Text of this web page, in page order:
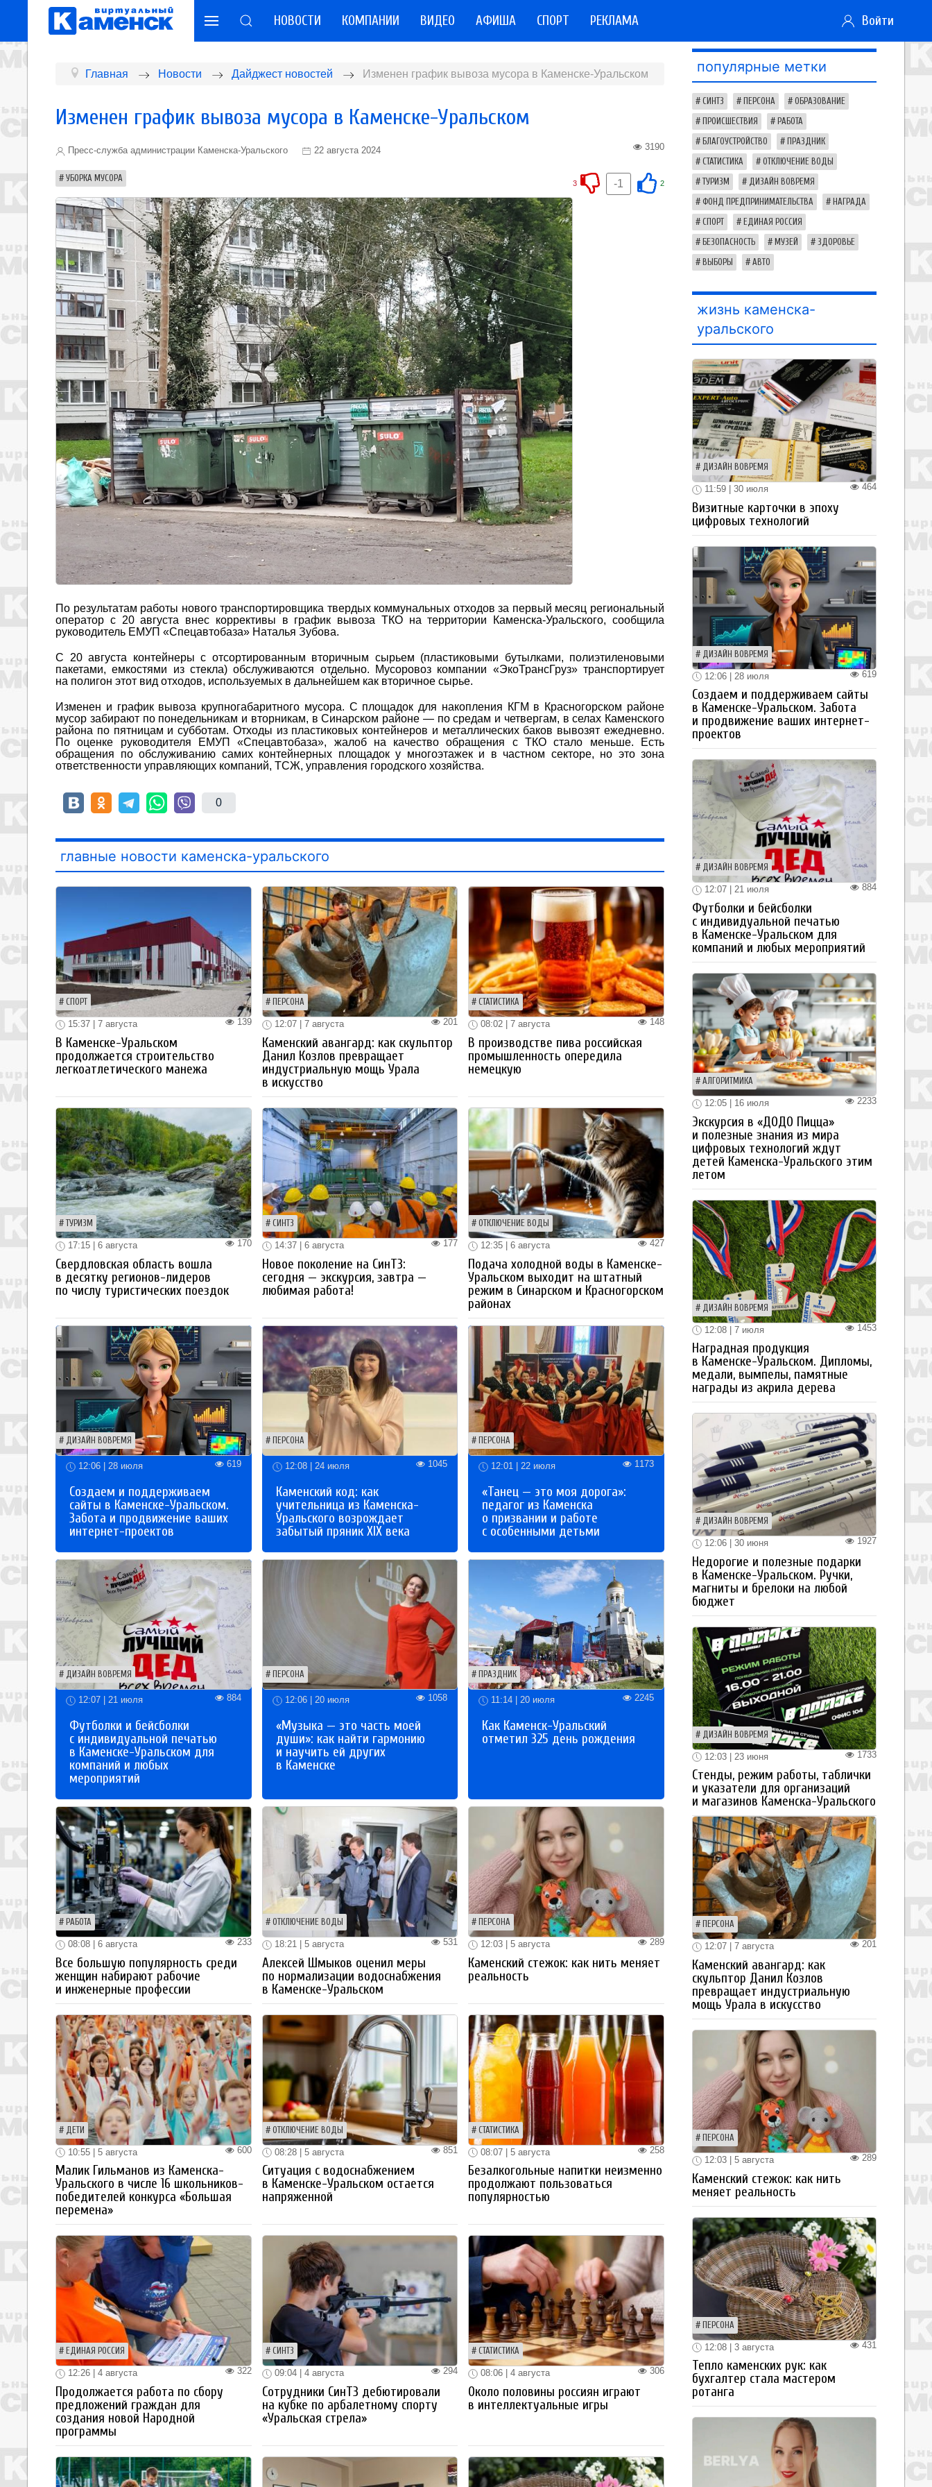
НОВОСТИ КОМПАНИИ ВИДЕО АФИША СПОРТ РЕКЛАМА Войти
Главная Новости Дайджест новостей Изменен график вывоза мусора в Каменске-Уральском
Изменен график вывоза мусора в Каменске-Уральском
Пресс-служба администрации Каменска-Уральского 22 августа 2024 3190
УБОРКА МУСОРА 2
-1
3
По результатам работы нового транспортировщика твердых коммунальных отходов за первый месяц региональный
оператор с 20 августа внес коррективы в график вывоза ТКО на территории Каменска-Уральского, сообщила
руководитель ЕМУП «Спецавтобаза» Наталья Зубова.
С 20 августа контейнеры с отсортированным вторичным сырьем (пластиковыми бутылками, полиэтиленовыми
пакетами, емкостями из стекла) обслуживаются отдельно. Мусоровоз компании «ЭкоТрансГруз» транспортирует
на полигон этот вид отходов, используемых в дальнейшем как вторичное сырье.
Изменен и график вывоза крупногабаритного мусора. С площадок для накопления КГМ в Красногорском районе
мусор забирают по понедельникам и вторникам, в Синарском районе — по средам и четвергам, в селах Каменского
района по пятницам и субботам. Отходы из пластиковых контейнеров и металлических баков вывозят ежедневно.
По оценке руководителя ЕМУП «Спецавтобаза», жалоб на качество обращения с ТКО стало меньше. Есть
обращения по обслуживанию самих контейнерных площадок у многоэтажек и в частном секторе, но это зона
ответственности управляющих компаний, ТСЖ, управления городского хозяйства.
0
главные новости каменска-уральского
СПОРТ
139
15:37 | 7 августа
В Каменске-Уральском
продолжается строительство
легкоатлетического манежа
ПЕРСОНА
201
12:07 | 7 августа
Каменский авангард: как скульптор
Данил Козлов превращает
индустриальную мощь Урала
в искусство
СТАТИСТИКА
148
08:02 | 7 августа
В производстве пива российская
промышленность опередила
немецкую
ТУРИЗМ
170
17:15 | 6 августа
Свердловская область вошла
в десятку регионов-лидеров
по числу туристических поездок
СИНТЗ
177
14:37 | 6 августа
Новое поколение на СинТЗ:
сегодня — экскурсия, завтра —
любимая работа!
ОТКЛЮЧЕНИЕ ВОДЫ
427
12:35 | 6 августа
Подача холодной воды в Каменске-
Уральском выходит на штатный
режим в Синарском и Красногорском
районах
ДИЗАЙН ВОВРЕМЯ
12:06 | 28 июля 619
Создаем и поддерживаем
сайты в Каменске-Уральском.
Забота и продвижение ваших
интернет-проектов
ПЕРСОНА
12:08 | 24 июля 1045
Каменский код: как
учительница из Каменска-
Уральского возрождает
забытый пряник XIX века
ПЕРСОНА
12:01 | 22 июля 1173
«Танец — это моя дорога»:
педагог из Каменска
о призвании и работе
с особенными детьми
ДИЗАЙН ВОВРЕМЯ
12:07 | 21 июля 884
Футболки и бейсболки
с индивидуальной печатью
в Каменске-Уральском для
компаний и любых
мероприятий
ПЕРСОНА
12:06 | 20 июля 1058
«Музыка — это часть моей
души»: как найти гармонию
и научить ей других
в Каменске
ПРАЗДНИК
11:14 | 20 июля 2245
Как Каменск-Уральский
отметил 325 день рождения
РАБОТА
233
08:08 | 6 августа
Все большую популярность среди
женщин набирают рабочие
и инженерные профессии
ОТКЛЮЧЕНИЕ ВОДЫ
531
18:21 | 5 августа
Алексей Шмыков оценил меры
по нормализации водоснабжения
в Каменске-Уральском
ПЕРСОНА
289
12:03 | 5 августа
Каменский стежок: как нить меняет
реальность
ДЕТИ
600
10:55 | 5 августа
Малик Гильманов из Каменска-
Уральского в числе 16 школьников-
победителей конкурса «Большая
перемена»
ОТКЛЮЧЕНИЕ ВОДЫ
851
08:28 | 5 августа
Ситуация с водоснабжением
в Каменске-Уральском остается
напряженной
СТАТИСТИКА
258
08:07 | 5 августа
Безалкогольные напитки неизменно
продолжают пользоваться
популярностью
ЕДИНАЯ РОССИЯ
322
12:26 | 4 августа
Продолжается работа по сбору
предложений граждан для
создания новой Народной
программы
СИНТЗ
294
09:04 | 4 августа
Сотрудники СинТЗ дебютировали
на кубке по арбалетному спорту
«Уральская стрела»
СТАТИСТИКА
306
08:06 | 4 августа
Около половины россиян играют
в интеллектуальные игры
популярные метки
СИНТЗ ПЕРСОНА ОБРАЗОВАНИЕ
ПРОИСШЕСТВИЯ РАБОТА
БЛАГОУСТРОЙСТВО ПРАЗДНИК
СТАТИСТИКА ОТКЛЮЧЕНИЕ ВОДЫ
ТУРИЗМ ДИЗАЙН ВОВРЕМЯ
ФОНД ПРЕДПРИНИМАТЕЛЬСТВА НАГРАДА
СПОРТ ЕДИНАЯ РОССИЯ
БЕЗОПАСНОСТЬ МУЗЕЙ ЗДОРОВЬЕ
ВЫБОРЫ АВТО
жизнь каменска-
уральского
ДИЗАЙН ВОВРЕМЯ
464
11:59 | 30 июля
Визитные карточки в эпоху
цифровых технологий
ДИЗАЙН ВОВРЕМЯ
619
12:06 | 28 июля
Создаем и поддерживаем сайты
в Каменске-Уральском. Забота
и продвижение ваших интернет-
проектов
ДИЗАЙН ВОВРЕМЯ
884
12:07 | 21 июля
Футболки и бейсболки
с индивидуальной печатью
в Каменске-Уральском для
компаний и любых мероприятий
АЛГОРИТМИКА
2233
12:05 | 16 июля
Экскурсия в «ДОДО Пицца»
и полезные знания из мира
цифровых технологий ждут
детей Каменска-Уральского этим
летом
ДИЗАЙН ВОВРЕМЯ
1453
12:08 | 7 июля
Наградная продукция
в Каменске-Уральском. Дипломы,
медали, вымпелы, памятные
награды из акрила дерева
ДИЗАЙН ВОВРЕМЯ
1927
12:06 | 30 июня
Недорогие и полезные подарки
в Каменске-Уральском. Ручки,
магниты и брелоки на любой
бюджет
ДИЗАЙН ВОВРЕМЯ
1733
12:03 | 23 июня
Стенды, режим работы, таблички
и указатели для организаций
и магазинов Каменска-Уральского
ПЕРСОНА
201
12:07 | 7 августа
Каменский авангард: как
скульптор Данил Козлов
превращает индустриальную
мощь Урала в искусство
ПЕРСОНА
289
12:03 | 5 августа
Каменский стежок: как нить
меняет реальность
ПЕРСОНА
431
12:08 | 3 августа
Тепло каменских рук: как
бухгалтер стала мастером
ротанга